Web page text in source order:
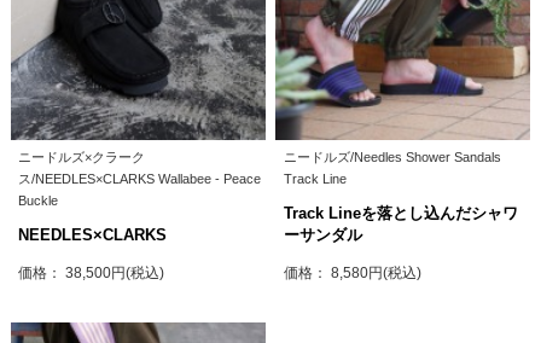
ニードルズ×クラーク
ス/NEEDLES×CLARKS Wallabee - Peace
Buckle
NEEDLES×CLARKS
価格： 38,500円(税込)
ニードルズ/Needles Shower Sandals
Track Line
Track Lineを落とし込んだシャワ
ーサンダル
価格： 8,580円(税込)